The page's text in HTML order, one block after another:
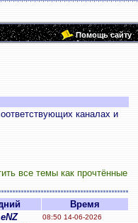
Помощь сайту
каналах и
все темы как прочтённые
Время
08:50 14-06-2026